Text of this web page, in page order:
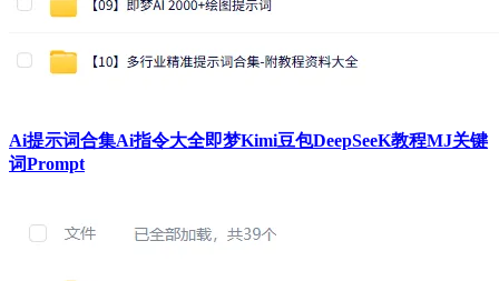
Ai提示词合集Ai指令大全即梦Kimi豆包DeepSeeK教程MJ关键
词Prompt